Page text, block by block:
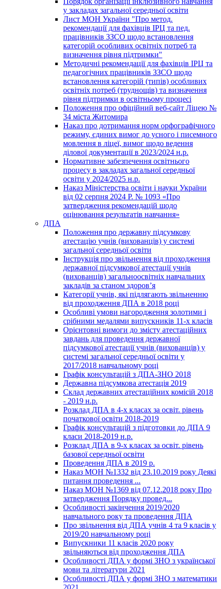
у закладах загальної середньої освіти
Лист МОН України "Про метод.
рекомендації для фахівців ІРЦ та пед.
працівників ЗЗСО щодо встановлення
категорій особливих освітніх потреб та
визначення рівня підтримки"
Методичні рекомендації для фахівців ІРЦ та
педагогічних працівників ЗЗСО щодо
встановлення категорій (типів) особливих
освітніх потреб (труднощів) та визначення
рівня підтримки в освітньому процесі
Положення про офіційний веб-сайт Ліцею №
34 міста Житомира
Наказ про дотримання норм орфографічного
режиму, єдиних вимог до усного і писемного
мовлення в ліцеї, вимог щодо ведення
ділової документації в 2023/2024 н.р.
Нормативне забезпечення освітнього
процесу в закладах загальної середньої
освіти у 2024/2025 н.р.
Наказ Міністерства освіти і науки України
від 02 серпня 2024 Р. № 1093 «Про
затвердження рекомендацій щодо
оцінювання результатів навчання»
ДПА
Положення про державну підсумкову
атестацію учнів (вихованців) у системі
загальної середньої освіти
Інструкція про звільнення від проходження
державної підсумкової атестації учнів
(вихованців) загальноосвітніх навчальних
закладів за станом здоров’я
Категорії учнів, які підлягають звільненню
від проходження ДПА в 2018 році
Особливі умови нагородження золотими і
срібними медалями випускників 11-х класів
Орієнтовні вимоги до змісту атестаційних
завдань для проведення державної
підсумкової атестації учнів (вихованців) у
системі загальної середньої освіти у
2017/2018 навчальному році
Графік консультацій з ДПА-ЗНО 2018
Державна підсумкова атестація 2019
Склад державних атестаційних комісій 2018
- 2019 н.р.
Розклад ДПА в 4-х класах за освіт. рівень
початкової освіти 2018-2019
Графік консультацій з підготовки до ДПА 9
класи 2018-2019 н.р.
Розклад ДПА в 9-х класах за освіт. рівень
базової середньої освіти
Проведення ДПА в 2019 р.
Наказ МОН №1332 від 23.10.2019 року Деякі
питання проведення ...
Наказ МОН №1369 від 07.12.2018 року Про
затвердження Порядку провед...
Особливості закінчення 2019/2020
навчального року та проведення ДПА
Про звільнення від ДПА учнів 4 та 9 класів у
2019/20 навчальному році
Випускники 11 класів 2020 року
звільняються від проходження ДПА
Особливості ДПА у формі ЗНО з української
мови та літератури 2021
Особливості ДПА у формі ЗНО з математики